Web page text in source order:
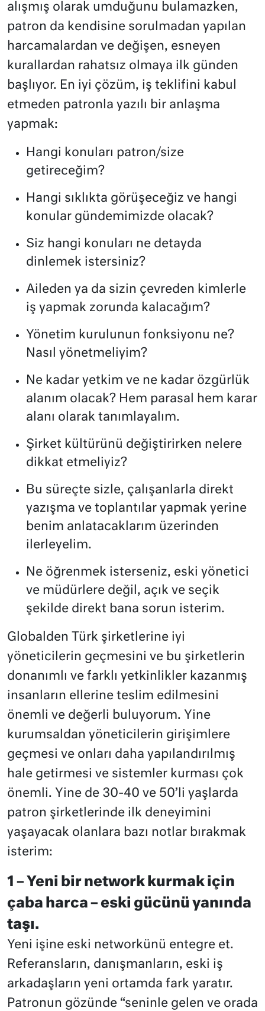
alışmış olarak umduğunu bulamazken,
patron da kendisine sorulmadan yapılan
harcamalardan ve değişen, esneyen
kurallardan rahatsız olmaya ilk günden
başlıyor. En iyi çözüm, iş teklifini kabul
etmeden patronla yazılı bir anlaşma
yapmak:
Hangi konuları patron/size
getireceğim?
Hangi sıklıkta görüşeceğiz ve hangi
konular gündemimizde olacak?
Siz hangi konuları ne detayda
dinlemek istersiniz?
Aileden ya da sizin çevreden kimlerle
iş yapmak zorunda kalacağım?
Yönetim kurulunun fonksiyonu ne?
Nasıl yönetmeliyim?
Ne kadar yetkim ve ne kadar özgürlük
alanım olacak? Hem parasal hem karar
alanı olarak tanımlayalım.
Şirket kültürünü değiştirirken nelere
dikkat etmeliyiz?
Bu süreçte sizle, çalışanlarla direkt
yazışma ve toplantılar yapmak yerine
benim anlatacaklarım üzerinden
ilerleyelim.
Ne öğrenmek isterseniz, eski yönetici
ve müdürlere değil, açık ve seçik
şekilde direkt bana sorun isterim.
Globalden Türk şirketlerine iyi
yöneticilerin geçmesini ve bu şirketlerin
donanımlı ve farklı yetkinlikler kazanmış
insanların ellerine teslim edilmesini
önemli ve değerli buluyorum. Yine
kurumsaldan yöneticilerin girişimlere
geçmesi ve onları daha yapılandırılmış
hale getirmesi ve sistemler kurması çok
önemli. Yine de 30-40 ve 50’li yaşlarda
patron şirketlerinde ilk deneyimini
yaşayacak olanlara bazı notlar bırakmak
isterim:
1 – Yeni bir network kurmak için
çaba harca – eski gücünü yanında
taşı.
Yeni işine eski networkünü entegre et.
Referansların, danışmanların, eski iş
arkadaşların yeni ortamda fark yaratır.
Patronun gözünde “seninle gelen ve orada